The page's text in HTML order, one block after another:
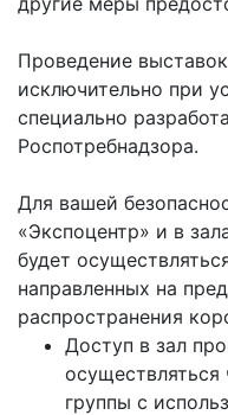
Проведение
исключительно при
специально
Роспотребнадзора.
Для вашей
«Экспоцентр» и в
будет
направленных на
распространения
Доступ в зал
группы с